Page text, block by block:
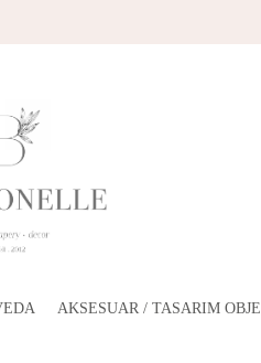
AKSESUAR / TASARIM OBJE